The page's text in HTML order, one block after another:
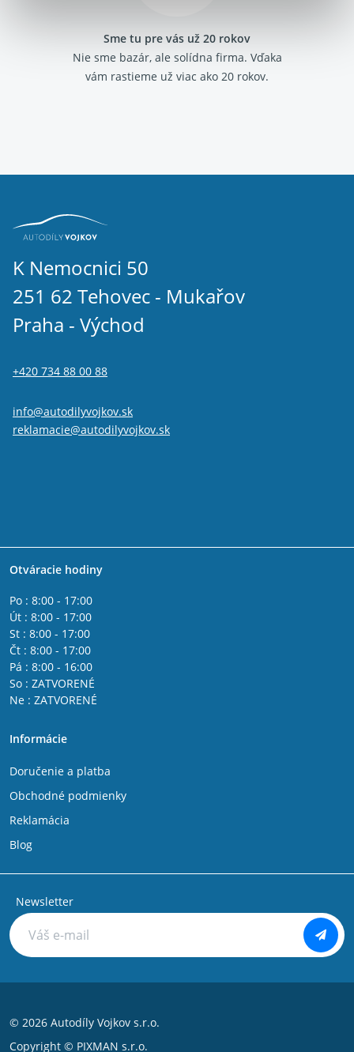
Sme tu pre vás už 20 rokov
Nie sme bazár, ale solídna firma. Vďaka
vám rastieme už viac ako 20 rokov.
K Nemocnici 50
251 62 Tehovec - Mukařov
Praha - Východ
+420 734 88 00 88
info@autodilyvojkov.sk
reklamacie@autodilyvojkov.sk
Otváracie hodiny
Po : 8:00 - 17:00
Út : 8:00 - 17:00
St : 8:00 - 17:00
Čt : 8:00 - 17:00
Pá : 8:00 - 16:00
So : ZATVORENÉ
Ne : ZATVORENÉ
Informácie
Doručenie a platba
Obchodné podmienky
Reklamácia
Blog
Newsletter
© 2026 Autodíly Vojkov s.r.o.
Copyright © PIXMAN s.r.o.